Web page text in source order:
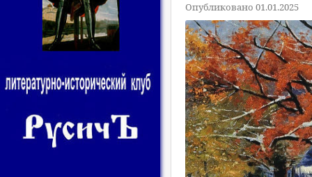
Опубликовано 01.01.2025